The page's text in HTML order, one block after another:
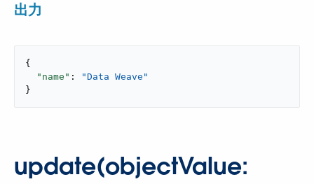
出力
{
"name" :
"Data Weave"
}
update(objectValue: